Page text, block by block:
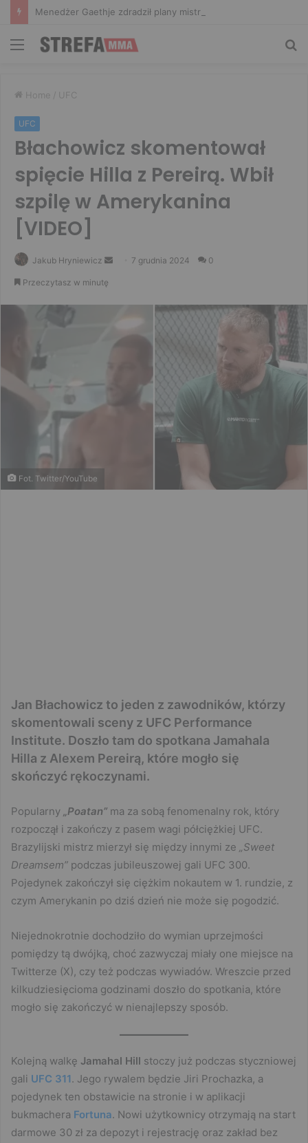
Menu
Home / UFC
UFC
Błachowicz skomentował
spięcie Hilla z Pereirą. Wbił
szpilę w Amerykanina
[VIDEO]
Jakub Hryniewicz
Send 7 grudnia 2024 0
Przeczytasz w minutę
Fot. Twitter/YouTube
Jan Błachowicz to jeden z zawodników, którzy
skomentowali sceny z UFC Performance
Institute. Doszło tam do spotkana Jamahala
Hilla z Alexem Pereirą, które mogło się
skończyć rękoczynami.
Popularny „Poatan” ma za sobą fenomenalny rok, który
rozpoczął i zakończy z pasem wagi półciężkiej UFC.
Brazylijski mistrz mierzył się między innymi ze
„Sweet
Dreamsem” podczas jubileuszowej gali UFC 300.
Pojedynek zakończył się ciężkim nokautem w 1. rundzie, z
czym Amerykanin po dziś dzień nie może się pogodzić.
Niejednokrotnie dochodziło do wymian uprzejmości
pomiędzy tą dwójką, choć zazwyczaj miały one miejsce na
Twitterze (X), czy też podczas wywiadów. Wreszcie przed
kilkudziesięcioma godzinami doszło do spotkania, które
mogło się zakończyć w nienajlepszy sposób.
Kolejną walkę Jamahal Hill stoczy już podczas styczniowej
gali UFC 311. Jego rywalem będzie Jiri Prochazka, a
pojedynek ten obstawicie na stronie i w aplikacji
bukmachera Fortuna. Nowi użytkownicy otrzymają na start
darmowe 30 zł za depozyt i rejestrację oraz zakład bez